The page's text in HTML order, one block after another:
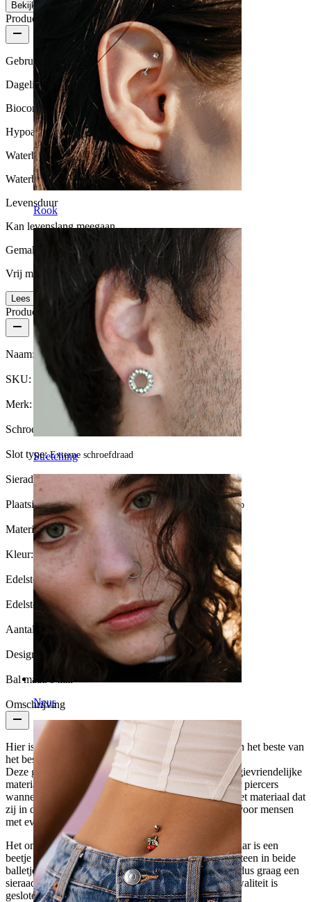
Rook
Stretching
Neus
Bekijk meer
Productkwaliteit
Gebruikshoeveelheid
Dagelijks gebruik
Biocompatibiliteit
Hypoallergeen
Waterbestendigheid
Waterbestendig
Levensduur
Kan levenslang meegaan
Gemak van gebruik
Vrij makkelijk
Lees meer
Productdetails
Naam: Gebogen staaf van titanium met steentjes
SKU: Banana-75
Merk: Bodymod Premium
Schroefdraad dikte:
Slot type:Externe schroefdraad
Sieraden type:Recht staafje
Plaatsing:Snug, Rook, Wenkbrauw, Daith, Anti-tragus, Lip
Materiaal:Titanium
Kleur: Zilverkleurig
Edelsteen kleur: Transparant
Edelsteen type:
Aantal eenheden:1
Design:
Bal maat:
Omschrijving
Hier is hebben wij een sieraad voor iedereen die alleen het beste van
het beste wilt hebben.
Deze gebogen staaf is namelijk gemaakt van het allergievriendelijke
materiaal titanium. Titanium wordt vaak gebruikt door piercers
wanneer zij piercings zetten, om zo zeker te zijn dat het materiaal dat
zij in de huid zetten geen gevaar met zich meebrengt voor mensen
met eventuele allergie.
Het ontwerp van de gebogen staaf is heel klassiek, maar is een
beetje extra gedecoreerd met een kleine transparante steen in beide
balletjes. Dat geeft het sieraad een extra touch. Als je dus graag een
sieraad wilt hebben waarbij geen compromis op de kwaliteit is
gesloten, dan is dit sieraad hier een super uitkomst.